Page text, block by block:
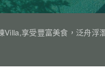
Villa,享受豐富美食，泛舟浮